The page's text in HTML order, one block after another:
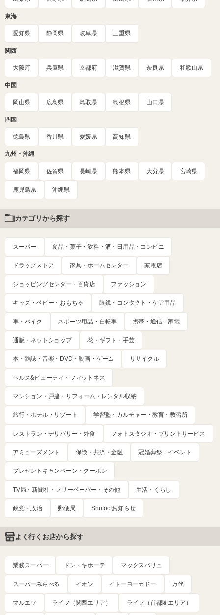
東海
愛知県 静岡県 岐阜県 三重県
関西
大阪府 兵庫県 京都府 滋賀県 奈良県 和歌山県
中国
岡山県 広島県 鳥取県 島根県 山口県
四国
徳島県 香川県 愛媛県 高知県
九州・沖縄
福岡県 佐賀県 長崎県 熊本県 大分県 宮崎県
鹿児島県 沖縄県
カテゴリから探す
スーパー 食品・菓子・飲料・酒・日用品・コンビニ
ドラッグストア 家具・ホームセンター 家電店
ショッピングセンター・百貨店 ファッション
キッズ・ベビー・おもちゃ 眼鏡・コンタクト・ケア用品
車・バイク スポーツ用品・自転車 携帯・通信・家電
通販・ネットショップ 花・ギフト・手芸
本・雑誌・音楽・DVD・映画・ゲーム リサイクル
ヘルス&ビューティ・フィットネス
マンション・戸建・リフォーム・レンタル収納
旅行・ホテル・リゾート 学習塾・カルチャー・教育・教習所
レストラン・デリバリー・外食 フォトスタジオ・プリントサービス
アミューズメント 保険・共済・金融 冠婚葬祭・イベント
プレゼントキャンペーン・クーポン
TV局・新聞社・フリーペーパー・その他 生活・くらし
政党・政治 郵便局 Shufoo!お知らせ
よく行くお店から探す
業務スーパー ドン・キホーテ マックスバリュ
スーパーみらべる イオン イトーヨーカドー 万代
マルエツ ライフ（関西エリア） ライフ（首都圏エリア）